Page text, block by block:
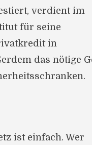
verdient im
für seine
in
das nötige
ist einfach. Wer